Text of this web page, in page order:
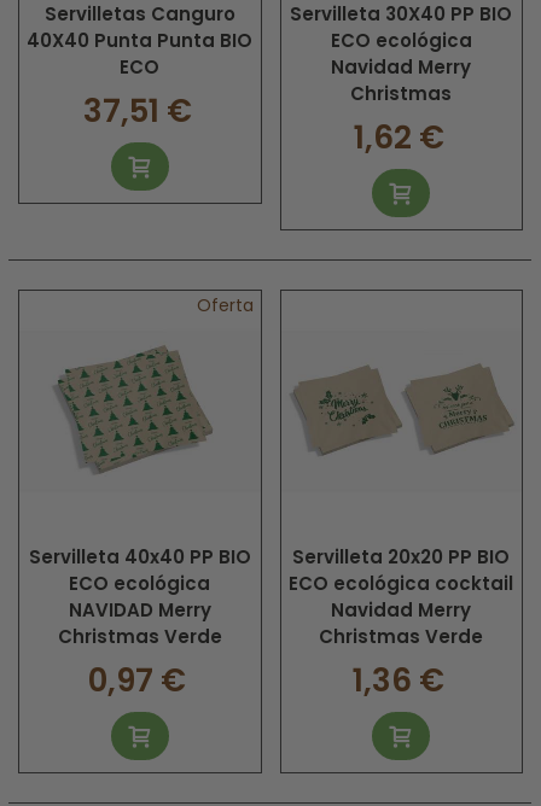
Servilletas Canguro
40X40 Punta Punta BIO
ECO
37,51 €
Servilleta 30X40 PP BIO
ECO ecológica
Navidad Merry
Christmas
1,62 €
Oferta
Servilleta 40x40 PP BIO
ECO ecológica
NAVIDAD Merry
Christmas Verde
0,97 €
Servilleta 20x20 PP BIO
ECO ecológica cocktail
Navidad Merry
Christmas Verde
1,36 €